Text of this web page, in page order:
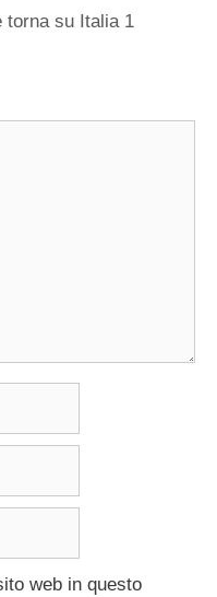
torna su Italia 1
web in questo